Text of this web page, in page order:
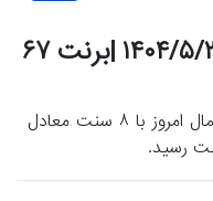
قیمت جهانی نفت امروز ۱۴۰۴/۵/۳۱ |برنت ۶۷
قیمت هر بشکه نفت برنت دریای شمال امروز با ۸ سنت معادل